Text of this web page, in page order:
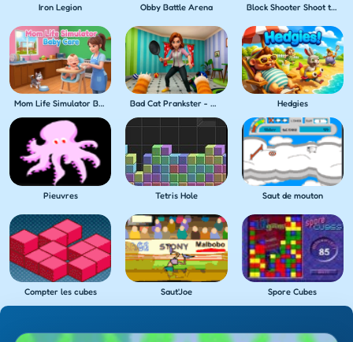
Iron Legion Obby Battle Arena Block Shooter Shoot the Blocks!
Mom Life Simulator Baby Care Bad Cat Prankster - Mom's Return Hedgies
Pieuvres Tetris Hole Saut de mouton
Compter les cubes Saut'Joe Spore Cubes